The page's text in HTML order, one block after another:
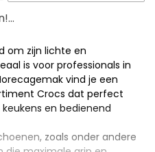
om zijn lichte en
is voor professionals in
vind je een
Crocs dat perfect
en bedienend
, zoals onder andere